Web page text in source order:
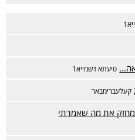
סיעתא דשמייא1
קעלעברימבאר
מחזק את מה שאמרתי